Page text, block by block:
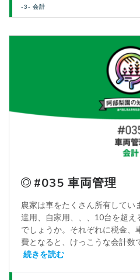
-3- 会計
#035 車両管理
農家は車をたくさん所有してい
達用、自家用、、、10台を超え
でしょうか。それぞれに税金、
費となると、けっこうな会計数
続きを読む